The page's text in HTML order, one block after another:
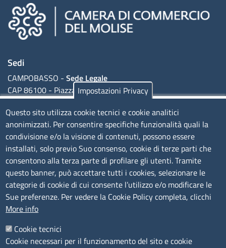
Libri Digitali
SPID - Sistema Pubblico di Gestione
Norme UNI - consultazione
Impresa
verde
Valutazione sostenibilità
Albo Gestori ambientali
La tua
camera
Chi siamo
Organi
Sedi
CAMPOBASSO - Sede Legale
CAP 86100 - Piazza della Vittoria, 1
ISERNIA -Sede Secondaria
CAP - 86170 - Corso Risorgimento, 302
Codice Fiscale e Partita Iva: 01741020703
Codice fatturazione elettronica: FUDNEO
Orari sportello fisico al pubblico
Impostazioni Privacy
Questo sito utilizza cookie tecnici e cookie analitici
anonimizzati. Per consentire specifiche funzionalità quali la
condivisione e/o la visione di contenuti, possono essere
installati, solo previo Suo consenso, cookie di terze parti che
consentono alla terza parte di profilare gli utenti. Tramite
questo banner, può accettare tutti i cookies, selezionare le
categorie di cookie di cui consente l’utilizzo e/o modificare le
Sue preferenze. Per vedere la Cookie Policy completa, clicchi
More info
Cookie tecnici
Cookie necessari per il funzionamento del sito e cookie